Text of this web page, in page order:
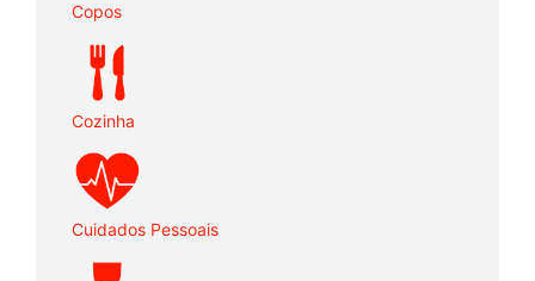
Copos
Cozinha
Cuidados Pessoais